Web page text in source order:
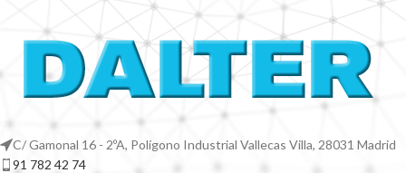
C/ Gamonal 16 - 2ºA, Polígono Industrial Vallecas Villa, 28031 Madrid
91 782 42 74